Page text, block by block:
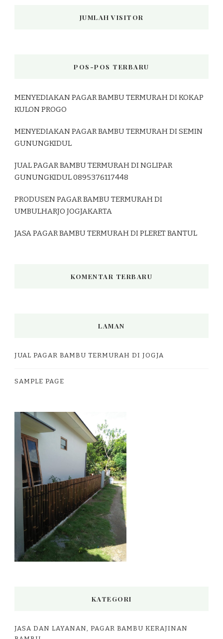
JUMLAH VISITOR
POS-POS TERBARU
MENYEDIAKAN PAGAR BAMBU TERMURAH DI KOKAP
KULON PROGO
MENYEDIAKAN PAGAR BAMBU TERMURAH DI SEMIN
GUNUNGKIDUL
JUAL PAGAR BAMBU TERMURAH DI NGLIPAR
GUNUNGKIDUL 0895376117448
PRODUSEN PAGAR BAMBU TERMURAH DI
UMBULHARJO JOGJAKARTA
JASA PAGAR BAMBU TERMURAH DI PLERET BANTUL
KOMENTAR TERBARU
LAMAN
JUAL PAGAR BAMBU TERMURAH DI JOGJA
SAMPLE PAGE
KATEGORI
JASA DAN LAYANAN, PAGAR BAMBU KERAJINAN